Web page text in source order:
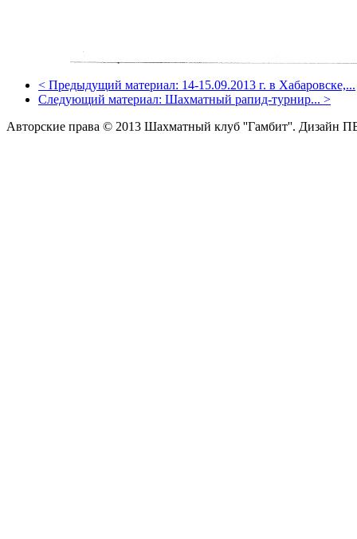
< Предыдущий материал: 14-15.09.2013 г. в Хабаровске,...
Следующий материал: Шахматный рапид-турнир... >
Авторские права © 2013 Шахматный клуб ''Гамбит''. Дизайн